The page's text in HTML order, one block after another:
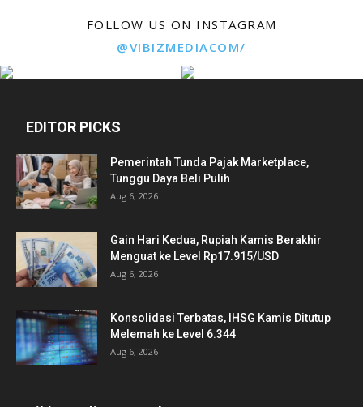
FOLLOW US ON INSTAGRAM
@VIBIZMEDIACOM/
EDITOR PICKS
Pemerintah Tunda Pajak Marketplace,
Tunggu Daya Beli Pulih
Aug 6, 2026
Gain Hari Kedua, Rupiah Kamis Berakhir
Menguat ke Level Rp17.915/USD
Aug 6, 2026
Konsolidasi Terbatas, IHSG Kamis Ditutup
Melemah ke Level 6.344
Aug 6, 2026